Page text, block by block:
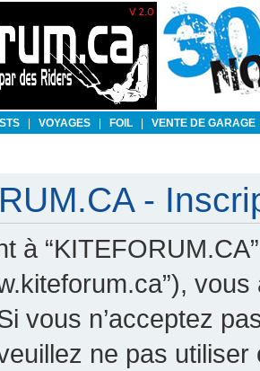
VOYAGES FOIL VENTE DE GARAGE
-
à
vous n’acceptez
ne pas